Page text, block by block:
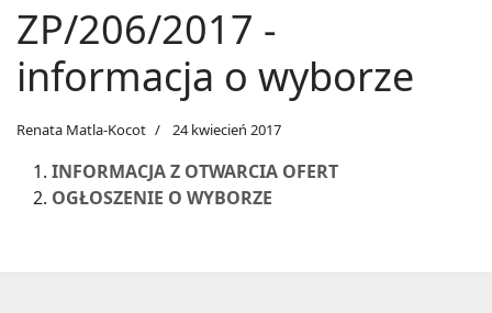
ZP/206/2017 -
informacja o wyborze
Renata Matla-Kocot 24 kwiecień 2017
INFORMACJA Z OTWARCIA OFERT
OGŁOSZENIE O WYBORZE